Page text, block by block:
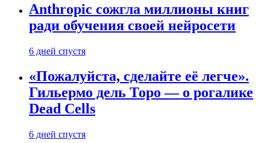
Anthropic сожгла миллионы книг
ради обучения своей нейросети
6 дней спустя
«Пожалуйста, сделайте её легче».
Гильермо дель Торо — о рогалике
Dead Cells
6 дней спустя